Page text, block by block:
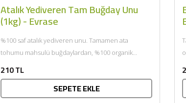
Atalık Yediveren Tam Buğday Unu
(1kg) - Evrase
%100 saf atalık yediveren unu. Tamamen ata
tohumu mahsulü buğdaylardan, %100 organik
210 TL
SEPETE EKLE